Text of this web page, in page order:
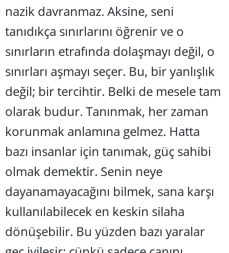
Karaman
Kırıkkale
Batman
Şırnak
Bartın
Ardahan
nazik davranmaz. Aksine, seni
tanıdıkça sınırlarını öğrenir ve o
sınırların etrafında dolaşmayı değil, o
sınırları aşmayı seçer. Bu, bir yanlışlık
değil; bir tercihtir. Belki de mesele tam
olarak budur. Tanınmak, her zaman
korunmak anlamına gelmez. Hatta
bazı insanlar için tanımak, güç sahibi
olmak demektir. Senin neye
dayanamayacağını bilmek, sana karşı
kullanılabilecek en keskin silaha
dönüşebilir. Bu yüzden bazı yaralar